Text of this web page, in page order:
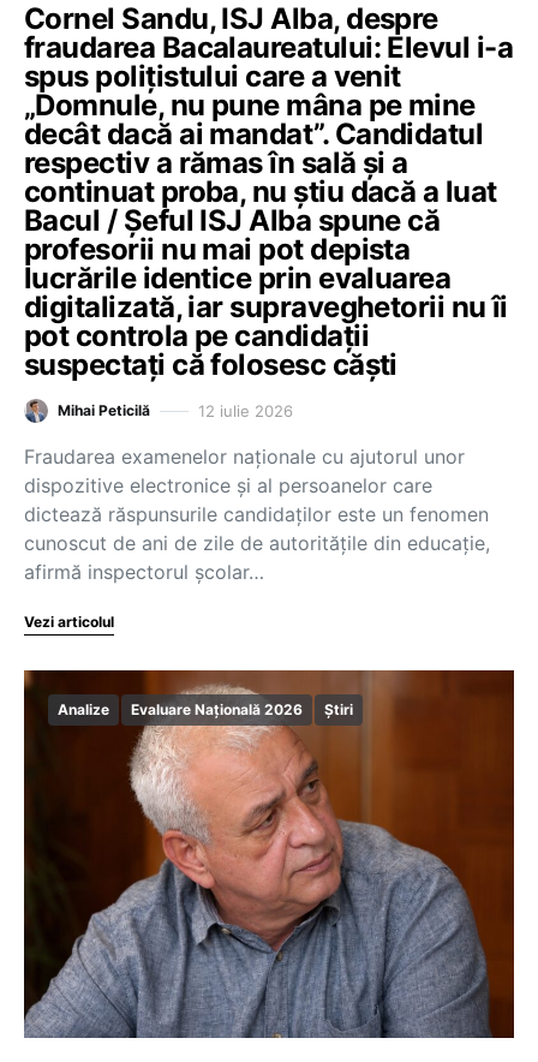
Cornel Sandu, ISJ Alba, despre
fraudarea Bacalaureatului: Elevul i-a
spus polițistului care a venit
„Domnule, nu pune mâna pe mine
decât dacă ai mandat”. Candidatul
respectiv a rămas în sală și a
continuat proba, nu știu dacă a luat
Bacul / Șeful ISJ Alba spune că
profesorii nu mai pot depista
lucrările identice prin evaluarea
digitalizată, iar supraveghetorii nu îi
pot controla pe candidații
suspectați că folosesc căști
Mihai Peticilă 12 iulie 2026
Fraudarea examenelor naționale cu ajutorul unor
dispozitive electronice și al persoanelor care
dictează răspunsurile candidaților este un fenomen
cunoscut de ani de zile de autoritățile din educație,
afirmă inspectorul școlar…
Vezi articolul
Analize Evaluare Națională 2026 Știri